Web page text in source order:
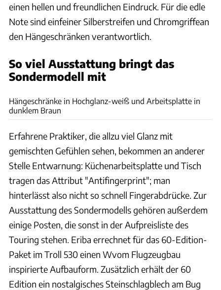
einen hellen und freundlichen Eindruck. Für die edle
Note sind einfeiner Silberstreifen und Chromgriffean
den Hängeschränken verantwortlich.
So viel Ausstattung bringt das
Sondermodell mit
Hängeschränke in Hochglanz-weiß und Arbeitsplatte in
dunklem Braun
Erfahrene Praktiker, die allzu viel Glanz mit
gemischten Gefühlen sehen, bekommen an anderer
Stelle Entwarnung: Küchenarbeitsplatte und Tisch
tragen das Attribut "Antifingerprint"; man
hinterlässt also nicht so schnell Fingerabdrücke. Zur
Ausstattung des Sondermodells gehören außerdem
einige Posten, die sonst in der Aufpreisliste des
Touring stehen. Eriba errechnet für das 60-Edition-
Paket im Troll 530 einen Wvom Flugzeugbau
inspirierte Aufbauform. Zusätzlich erhält der 60
Edition ein nostalgisches Steinschlagblech am Bug